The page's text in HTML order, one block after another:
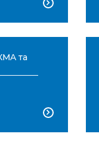

та
